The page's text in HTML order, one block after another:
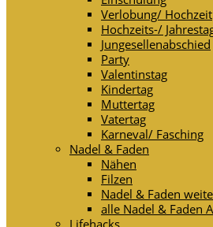
Verlobung/ Hochzeit
Hochzeits-/
Jungesellenabschied
Party
Valentinstag
Kindertag
Muttertag
Vatertag
Karneval/ Fasching
Nadel & Faden
Nähen
Filzen
Nadel & Faden
alle Nadel & Faden
Lifehacks